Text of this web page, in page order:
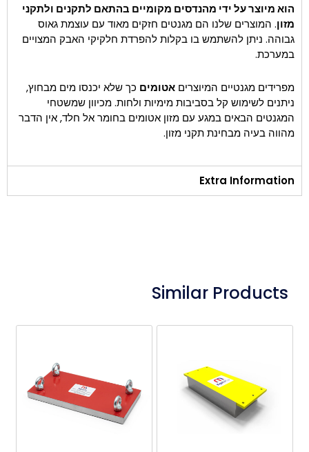
הוא מיוצר על ידי מהנדסים מקומיים בהתאם לתקנים ולתקני
מזון. המוצרים שלנו הם מגנטים חזקים מאוד עם עוצמת גאוס
גבוהה. ניתן להשתמש בו בקלות להפרדת חלקיקי האבק המצויים
במערכת.
מפרידים מגנטיים המיוצרים אטומים כך שלא יכנסו מים מבחוץ,
ניתנים לשימוש קל בסביבות מימיות ולחות. מכיוון שמשטחי
המגנטים הבאים במגע עם מזון אטומים בחומר אל חלד, אין הדבר
מהווה בעיה מבחינת תקני מזון.
Extra Information
Similar Products